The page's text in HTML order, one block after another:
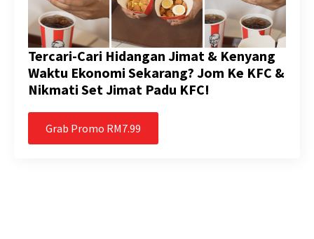
Tercari-Cari Hidangan Jimat & Kenyang
Waktu Ekonomi Sekarang? Jom Ke KFC &
Nikmati Set Jimat Padu KFC!
Grab Promo RM7.99